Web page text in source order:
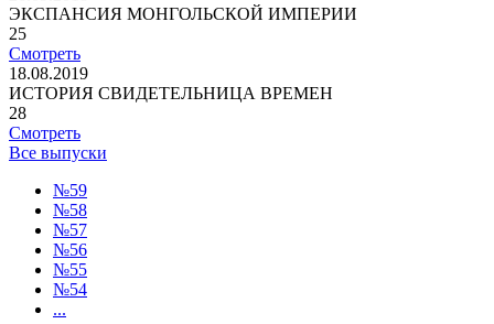
ЭКСПАНСИЯ МОНГОЛЬСКОЙ ИМПЕРИИ
25
Смотреть
18.08.2019
ИСТОРИЯ СВИДЕТЕЛЬНИЦА ВРЕМЕН
28
Смотреть
Все выпуски
№59
№58
№57
№56
№55
№54
...